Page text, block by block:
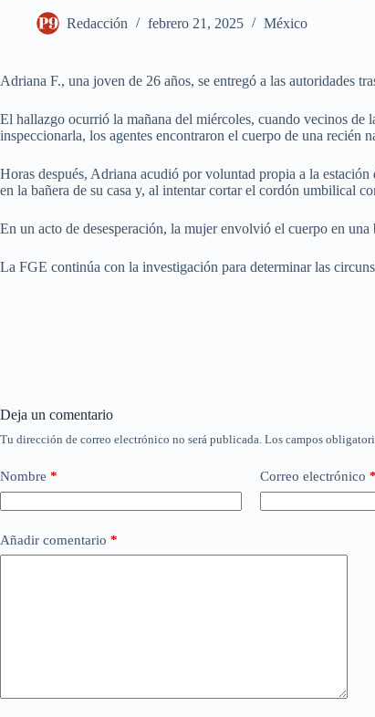
Redacción febrero 21, 2025 México
Adriana F., una joven de 26 años, se entregó a las autoridades
El hallazgo ocurrió la mañana del miércoles, cuando vecinos de
inspeccionarla, los agentes encontraron el cuerpo de una
Horas después, Adriana acudió por voluntad propia a la
en la bañera de su casa y, al intentar cortar el cordón umbilical
En un acto de desesperación, la mujer envolvió el cuerpo en
La FGE continúa con la investigación para determinar las
Deja un comentario
Tu dirección de correo electrónico no será publicada. Los campos
Nombre * Correo electrónico *
Añadir comentario *